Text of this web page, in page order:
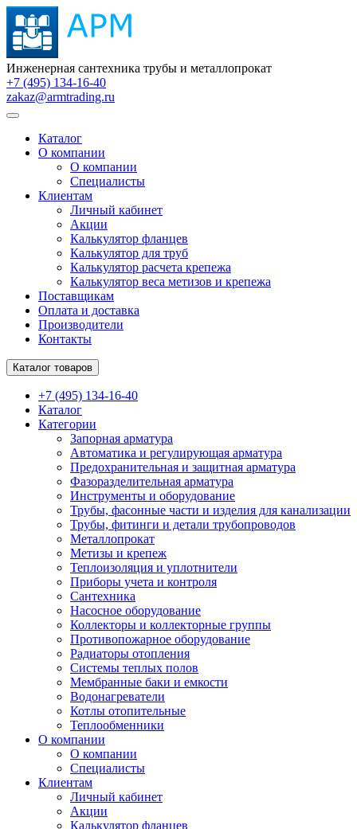
Инженерная сантехника трубы и металлопрокат
+7 (495) 134-16-40
zakaz@armtrading.ru
Каталог
О компании
О компании
Специалисты
Клиентам
Личный кабинет
Акции
Калькулятор фланцев
Калькулятор для труб
Калькулятор расчета крепежа
Калькулятор веса метизов и крепежа
Поставщикам
Оплата и доставка
Производители
Контакты
Каталог товаров
+7 (495) 134-16-40
Каталог
Категории
Запорная арматура
Автоматика и регулирующая арматура
Предохранительная и защитная арматура
Фазоразделительная арматура
Инструменты и оборудование
Трубы, фасонные части и изделия для канализации
Трубы, фитинги и детали трубопроводов
Металлопрокат
Метизы и крепеж
Теплоизоляция и уплотнители
Приборы учета и контроля
Сантехника
Насосное оборудование
Коллекторы и коллекторные группы
Противопожарное оборудование
Радиаторы отопления
Системы теплых полов
Мембранные баки и емкости
Водонагреватели
Котлы отопительные
Теплообменники
О компании
О компании
Специалисты
Клиентам
Личный кабинет
Акции
Калькулятор фланцев